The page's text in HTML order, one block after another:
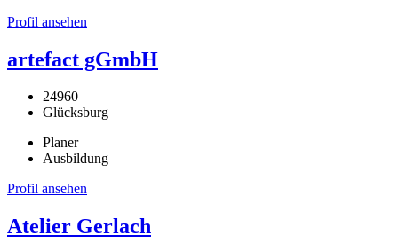
Profil ansehen
artefact gGmbH
24960
Glücksburg
Planer
Ausbildung
Profil ansehen
Atelier Gerlach